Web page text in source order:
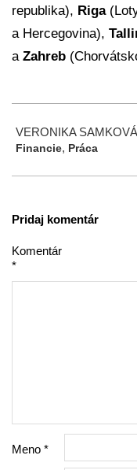
republika), Riga
a Hercegovina),
a Zahreb
11-
14
VERONIKA SAMKOVÁ
Financie, Práca
Pridaj komentár
Komentár
*
Meno *